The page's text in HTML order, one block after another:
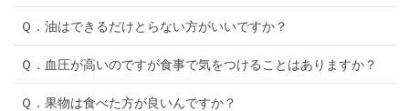
Ｑ．油はできるだけとらない方がいいですか？
Ｑ．血圧が高いのですが食事で気をつけることはありますか？
Ｑ．果物は食べた方が良いんですか？